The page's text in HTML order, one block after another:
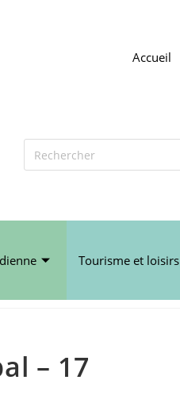
Accueil
Tourisme et loisirs
– 17